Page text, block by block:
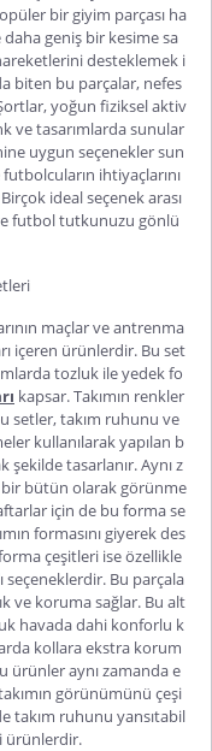
bir giyim parçası ha
daha geniş bir kesime sa
desteklemek i
biten bu parçalar, nefes
yoğun fiziksel aktiv
ve tasarımlarda sunular
uygun seçenekler sun
ihtiyaçlarını
ideal seçenek arası
futbol tutkunuzu gönlü
maçlar ve antrenma
içeren ürünlerdir. Bu set
tozluk ile yedek fo
kapsar. Takımın renkler
setler, takım ruhunu ve
kullanılarak yapılan b
tasarlanır. Aynı z
bir bütün olarak görünme
için de bu forma se
formasını giyerek des
çeşitleri ise özellikle
seçeneklerdir. Bu parçala
ve koruma sağlar. Bu alt
havada dahi konforlu k
kollara ekstra korum
ürünler aynı zamanda e
görünümünü çeşi
takım ruhunu yansıtabil
ürünlerdir.